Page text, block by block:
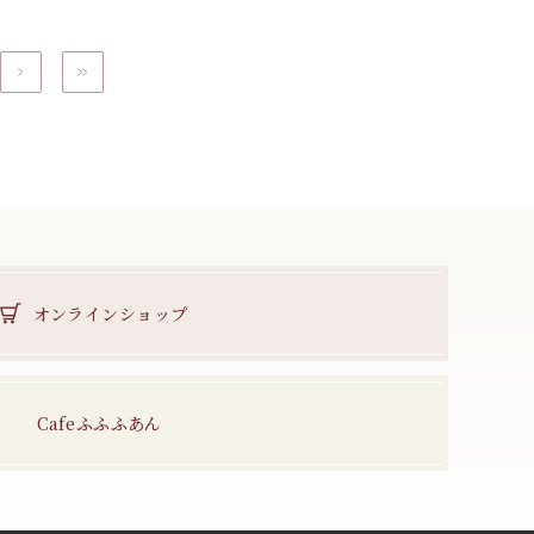
次へ
オンラインショップ
Cafeふふふあん